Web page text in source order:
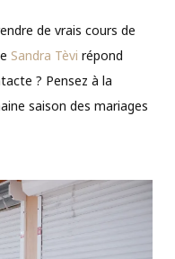
de vrais cours de
Sandra Tèvi répond
? Pensez à la
saison des mariages